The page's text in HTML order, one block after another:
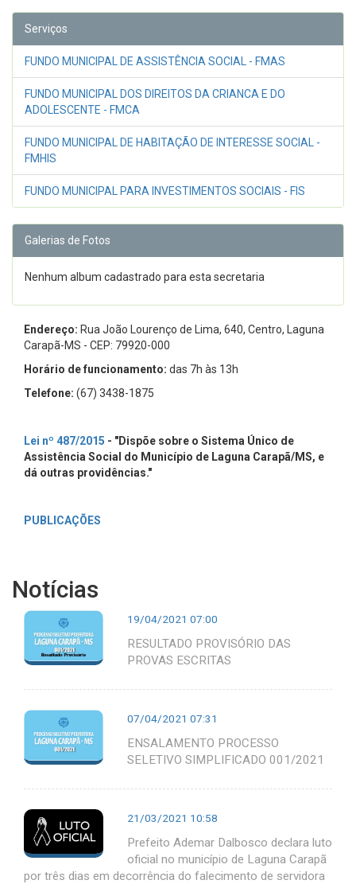
Serviços
FUNDO MUNICIPAL DE ASSISTÊNCIA SOCIAL - FMAS
FUNDO MUNICIPAL DOS DIREITOS DA CRIANCA E DO
ADOLESCENTE - FMCA
FUNDO MUNICIPAL DE HABITAÇÃO DE INTERESSE SOCIAL -
FMHIS
FUNDO MUNICIPAL PARA INVESTIMENTOS SOCIAIS - FIS
Galerias de Fotos
Nenhum album cadastrado para esta secretaria
Endereço: Rua João Lourenço de Lima, 640, Centro, Laguna
Carapã-MS - CEP: 79920-000
Horário de funcionamento: das 7h às 13h
Telefone: (67) 3438-1875
Lei nº 487/2015 - "Dispõe sobre o Sistema Único de
Assistência Social do Município de Laguna Carapã/MS, e
dá outras providências."
PUBLICAÇÕES
Notícias
19/04/2021 07:00
RESULTADO PROVISÓRIO DAS
PROVAS ESCRITAS
07/04/2021 07:31
ENSALAMENTO PROCESSO
SELETIVO SIMPLIFICADO 001/2021
21/03/2021 10:58
Prefeito Ademar Dalbosco declara luto
oficial no município de Laguna Carapã
por três dias em decorrência do falecimento de servidora